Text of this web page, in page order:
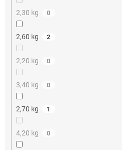
2,30 kg 0
2,60 kg 2
2,20 kg 0
3,40 kg 0
2,70 kg 1
4,20 kg 0